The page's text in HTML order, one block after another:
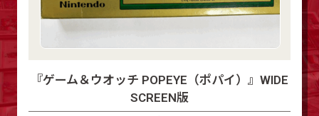
『ゲーム＆ウオッチ POPEYE（ポパイ）』WIDE
SCREEN版